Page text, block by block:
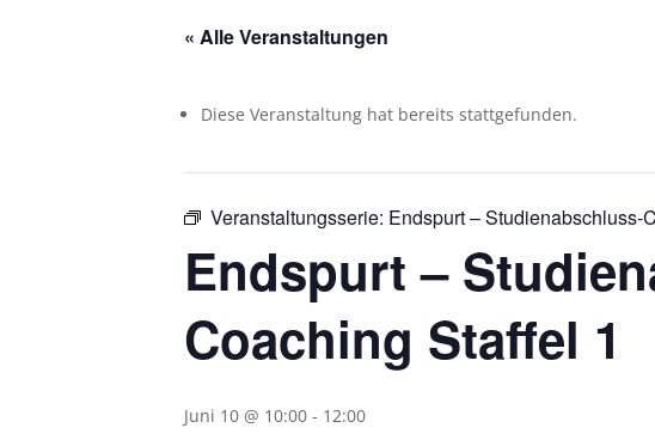
« Alle Veranstaltungen
Diese Veranstaltung hat bereits stattgefunden.
Veranstaltungsserie: Endspurt – Studienabschluss-
Endspurt –
Coaching Staffel 1
Juni 10 @ 10:00 - 12:00